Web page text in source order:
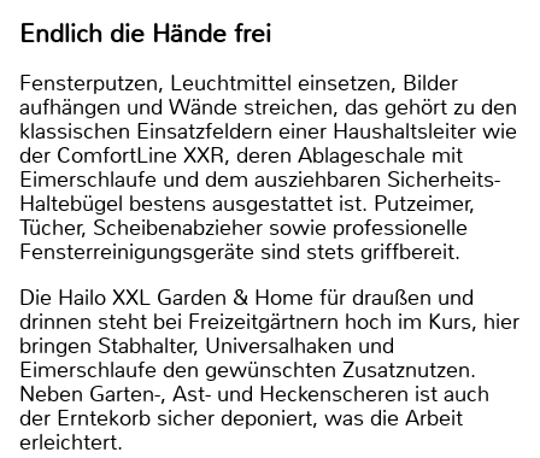
Endlich die Hände frei
Fensterputzen, Leuchtmittel einsetzen, Bilder
aufhängen und Wände streichen, das gehört zu den
klassischen Einsatzfeldern einer Haushaltsleiter wie
der ComfortLine XXR, deren Ablageschale mit
Eimerschlaufe und dem ausziehbaren Sicherheits-
Haltebügel bestens ausgestattet ist. Putzeimer,
Tücher, Scheibenabzieher sowie professionelle
Fensterreinigungsgeräte sind stets griffbereit.
Die Hailo XXL Garden & Home für draußen und
drinnen steht bei Freizeitgärtnern hoch im Kurs, hier
bringen Stabhalter, Universalhaken und
Eimerschlaufe den gewünschten Zusatznutzen.
Neben Garten-, Ast- und Heckenscheren ist auch
der Erntekorb sicher deponiert, was die Arbeit
erleichtert.